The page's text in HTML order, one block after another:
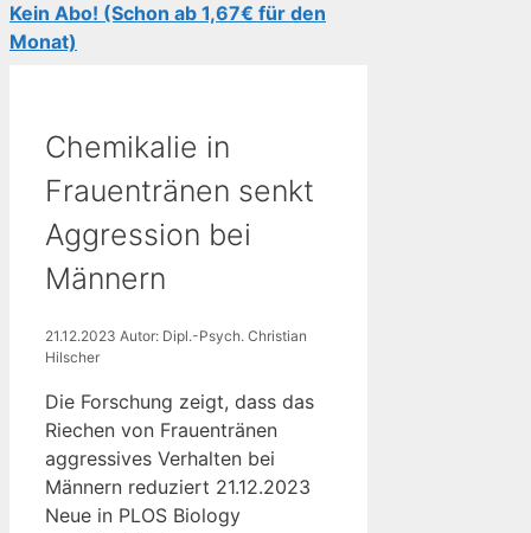
Kein Abo! (Schon ab 1,67€ für den
Monat)
Chemikalie in
Frauentränen senkt
Aggression bei
Männern
21.12.2023 Autor: Dipl.-Psych. Christian
Hilscher
Die Forschung zeigt, dass das
Riechen von Frauentränen
aggressives Verhalten bei
Männern reduziert 21.12.2023
Neue in PLOS Biology